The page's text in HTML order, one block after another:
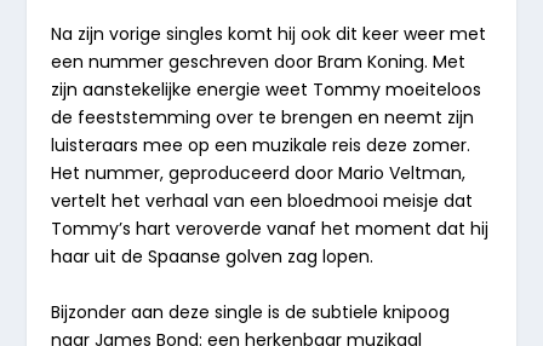
Na zijn vorige singles komt hij ook dit keer weer met
een nummer geschreven door Bram Koning. Met
zijn aanstekelijke energie weet Tommy moeiteloos
de feeststemming over te brengen en neemt zijn
luisteraars mee op een muzikale reis deze zomer.
Het nummer, geproduceerd door Mario Veltman,
vertelt het verhaal van een bloedmooi meisje dat
Tommy’s hart veroverde vanaf het moment dat hij
haar uit de Spaanse golven zag lopen.
Bijzonder aan deze single is de subtiele knipoog
naar James Bond: een herkenbaar muzikaal